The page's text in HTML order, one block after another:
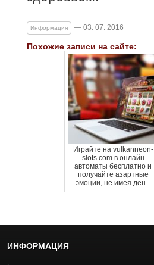
Информация — 03. 07. 2016
Похожие записи на сайте:
Играйте на vulkanneon-
slots.com в онлайн
автоматы бесплатно и
получайте азартные
эмоции, не имея ден...
ИНФОРМАЦИЯ